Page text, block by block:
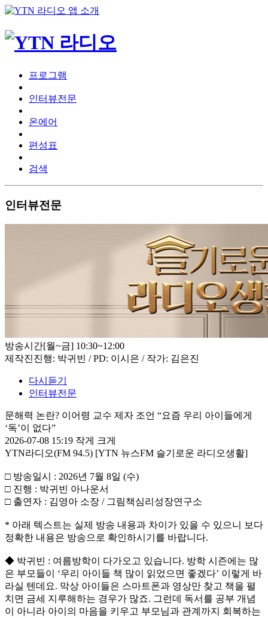
프로그램
인터뷰전문
온에어
편성표
검색
인터뷰전문
방송시간[월~금] 10:30~12:00
제작진진행: 박귀빈 / PD: 이시은 / 작가: 김은진
다시듣기
인터뷰전문
문해력 논란? 이어령 교수 제자 조언 “요즘 우리 아이들에게
‘독’이 없다”
2026-07-08 15:19 작게
크게
YTN라디오(FM 94.5) [YTN 뉴스FM 슬기로운 라디오생활]
□ 방송일시 : 2026년 7월 8일 (수)
□ 진행 : 박귀빈 아나운서
□ 출연자 : 김영아 소장 / 그림책심리성장연구소
* 아래 텍스트는 실제 방송 내용과 차이가 있을 수 있으니 보다
정확한 내용은 방송으로 확인하시기를 바랍니다.
◆ 박귀빈 : 여름방학이 다가오고 있습니다. 방학 시즌에는 많
은 부모들이 ‘우리 아이들 책 많이 읽었으면 좋겠다’ 이렇게 바
라실 텐데요. 막상 아이들은 스마트폰과 영상만 찾고 책을 펼
치면 금세 지루해하는 경우가 많죠. 그런데 독서를 공부 개념
이 아니라 아이의 마음을 키우고 부모님과 관계까지 회복하는